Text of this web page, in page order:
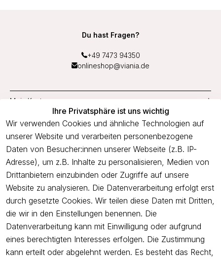
Ihre Privatsphäre ist uns wichtig
Wir verwenden Cookies und ähnliche Technologien auf
unserer Website und verarbeiten personenbezogene
Daten von Besucher:innen unserer Webseite (z.B. IP-
Adresse), um z.B. Inhalte zu personalisieren, Medien von
Drittanbietern einzubinden oder Zugriffe auf unsere
Website zu analysieren. Die Datenverarbeitung erfolgt erst
durch gesetzte Cookies. Wir teilen diese Daten mit Dritten,
die wir in den Einstellungen benennen. Die
Datenverarbeitung kann mit Einwilligung oder aufgrund
eines berechtigten Interesses erfolgen. Die Zustimmung
kann erteilt oder abgelehnt werden. Es besteht das Recht,
Du hast Fragen?
+49 7473 94350
onlineshop@viania.de
Mein Konto
Service
Unternehmen
Newsletter
Freue dich über 5€ Rabatt bei deiner nächsten Bestellung und
profitiere von Angeboten.
Newsletter abonnieren